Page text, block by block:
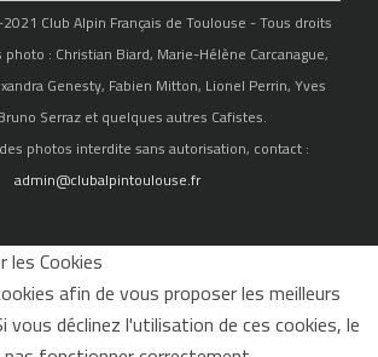
Club Alpin Français de Toulouse - Tous droits
: Christian Biard, Marie-Hélène Carcanague,
Genesty, Fabien Mitton, Lionel Perrin, Yves
Serraz et quelques autres Cafistes.
photos interdite sans autorisation, contact :
admin@clubalpintoulouse.fr
les Cookies
afin de vous proposer les meilleurs
vous déclinez l'utilisation de ces cookies, le